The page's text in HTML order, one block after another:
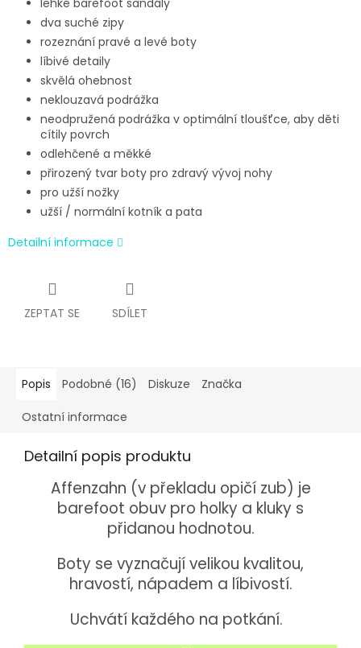
lehké barefoot sandály
dva suché zipy
rozeznání pravé a levé boty
líbivé detaily
skvělá ohebnost
neklouzavá podrážka
neodpružená podrážka v optimální tloušťce, aby děti
cítily povrch
odlehčené a měkké
přirozený tvar boty pro zdravý vývoj nohy
pro užší nožky
užší / normální kotník a pata
Detailní informace
ZEPTAT SE SDÍLET
Popis Podobné (16) Diskuze Značka
Ostatní informace
Detailní popis produktu
Affenzahn (v překladu opičí zub) je
barefoot obuv pro holky a kluky s
přidanou hodnotou.
Boty se vyznačují velikou kvalitou,
hravostí, nápadem a líbivostí.
Uchvátí každého na potkání.